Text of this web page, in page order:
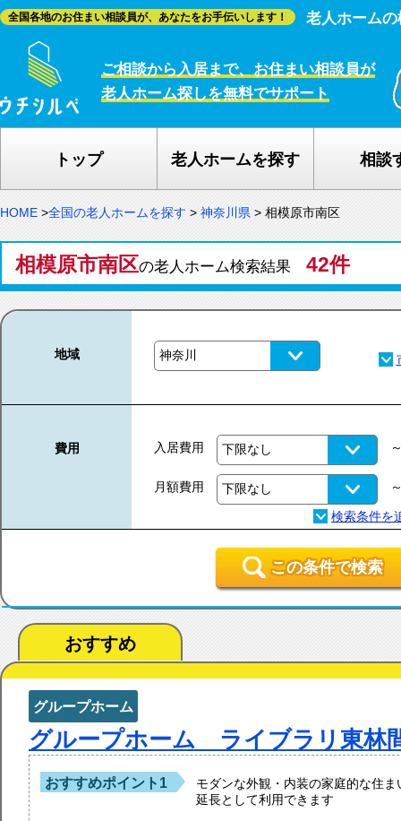
全国各地のお住まい相談員が、あなたをお手伝いします！ 老人ホーム
ご相談から入居まで、お住まい相談員が
老人ホーム探しを無料でサポート
トップ 老人ホームを探す 相談
HOME >全国の老人ホームを探す > 神奈川県 > 相模原市南区
相模原市南区の老人ホーム検索結果 42件
地域
費用 入居費用
月額費用
この条件で検索
おすすめ
グループホーム
グループホーム ライブラリ東林
おすすめポイント1
モダンな外観・内装の家庭的な住
延長として利用できます